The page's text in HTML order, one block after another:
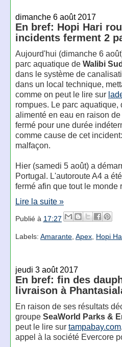
dimanche 6 août 2017
En bref: Hopi Hari
incidents ferment 2
Aujourd'hui (dimanche 6
parc aquatique de Walibi
dans le système de
dans un local technique,
comme on peut le lire sur
rompues. Le parc
alimenté en eau en raison
fermé pour une durée
comme cause de cet
malfaçon.
Hier (samedi 5 août) a
Portugal. L'autoroute A4 a
fermé afin que tout le monde
Lire la suite »
Publié à 17:27
Labels: Amarante, Apex, Hopi
jeudi 3 août 2017
En bref: fin des
livraison à
En raison de ses résultats
groupe SeaWorld Parks &
peut le lire sur tampabay.com
appel à la société Evercore